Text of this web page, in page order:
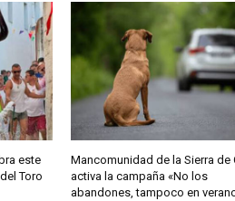
este
Toro
Mancomunidad de la Sierra de
activa la campaña «No los
abandones, tampoco en